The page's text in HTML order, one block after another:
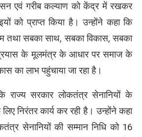
एवं गरीब कल्याण को केंद्र में रखकर
को प्राप्त किया है। उन्होंने कहा कि
तथा सबका साथ, सबका विकास, सबका
के मूलमंत्र के आधार पर समाज के
का लाभ पहुंचाया जा रहा है।
राज्य सरकार लोकतंत्र सेनानियों के
निरंतर कार्य कर रही है। उन्होंने कहा
सेनानियों की सम्मान निधि को 16